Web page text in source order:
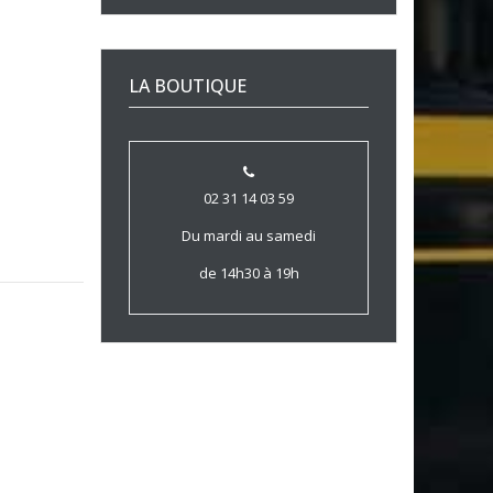
LA BOUTIQUE
02 31 14 03 59
Du mardi au samedi
de 14h30 à 19h